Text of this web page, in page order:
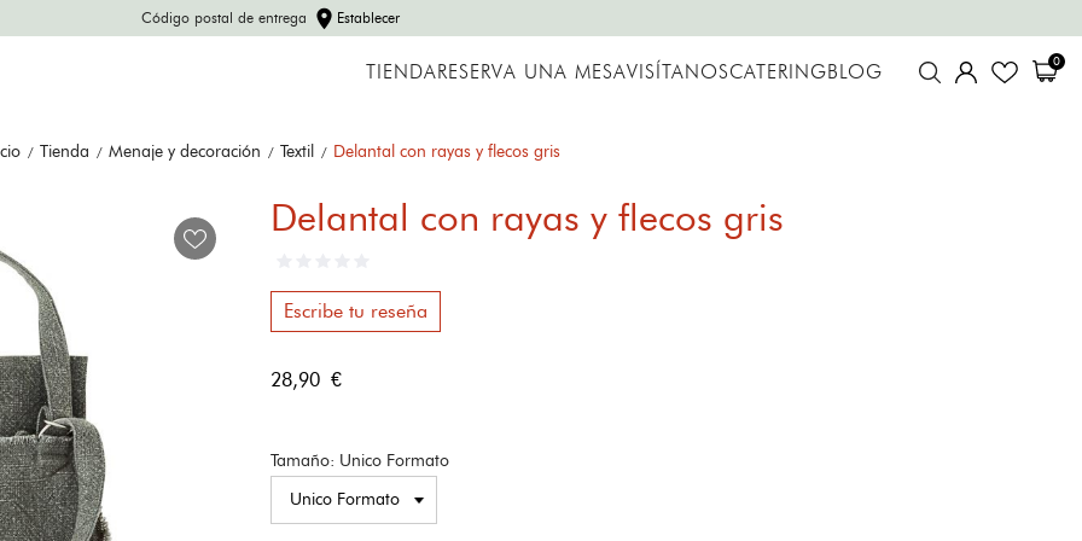
Código postal de entrega location_on Establecer
0
TIENDARESERVA UNA MESAVISÍTANOSCATERINGBLOG
Tienda Menaje y decoración Textil Delantal con rayas y flecos gris
Delantal con rayas y flecos gris
Escribe tu reseña
28,90 €
Tamaño: Unico Formato